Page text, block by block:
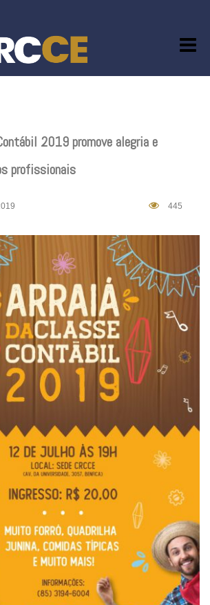
2019 promove alegria e
profissionais
445